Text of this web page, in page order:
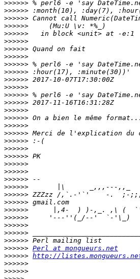
>>>>>>
>>>>>>
>>>>>>
>>>>>>
>>>>>>
>>>>>>
>>>>>>
>>>>>>
>>>>>>
>>>>>>
>>>>>>
>>>>>>
>>>>>>
>>>>>>
>>>>>>
>>>>>>
>>>>>>
>>>>>>
>>>>>>
>>>>>>
>>>>>>
>>>>>>
>>>>>>
>>>>>>
>>>>>>
>>>>>>
>>>>>>
>>>>>>
|,4-  ) )-,_. ,\
>>>>>>
>>>>>>
>>>>>>
>>>>>>
>>>>>> Perl at mongueurs.net
>>>>>> http://
>>>>>>
>>>>>>